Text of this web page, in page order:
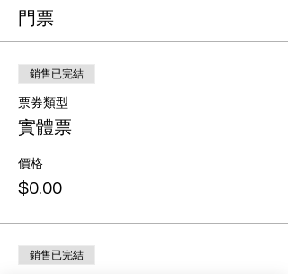
門票
銷售已完結
票券類型
實體票
價格
$0.00
銷售已完結